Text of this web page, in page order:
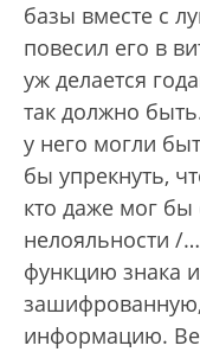
базы вместе с
повесил его в
уж делается
так должно
у него могли
бы упрекнуть,
кто даже мог бы
нелояльности /
функцию знака
информацию.